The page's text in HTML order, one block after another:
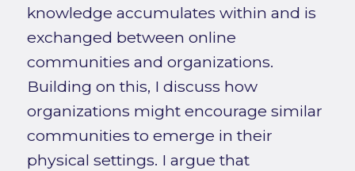
knowledge accumulates within and is
exchanged between online
communities and organizations.
Building on this, I discuss how
organizations might encourage similar
communities to emerge in their
physical settings. I argue that